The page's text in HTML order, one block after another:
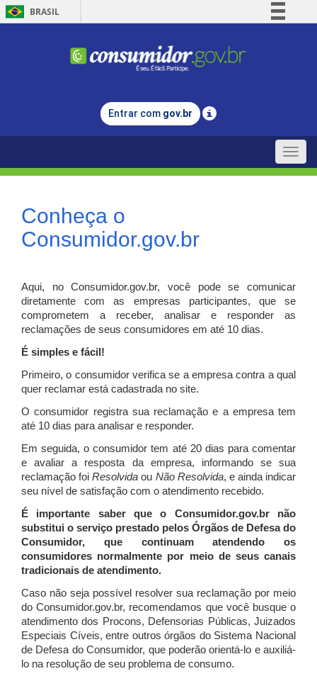
BRASIL
Comunica BR
Legislação
Entrar com gov.br
Toggle
Conheça o
Consumidor.gov.br
Aqui, no Consumidor.gov.br, você pode se comunicar
diretamente com as empresas participantes, que se
comprometem a receber, analisar e responder as
reclamações de seus consumidores em até 10 dias.
É simples e fácil!
Primeiro, o consumidor verifica se a empresa contra a qual
quer reclamar está cadastrada no site.
O consumidor registra sua reclamação e a empresa tem
até 10 dias para analisar e responder.
Em seguida, o consumidor tem até 20 dias para comentar
e avaliar a resposta da empresa, informando se sua
reclamação foiResolvida ou Não Resolvida, e ainda indicar
seu nível de satisfação com o atendimento recebido.
É importante saber que o Consumidor.gov.br não
substitui o serviço prestado pelos Órgãos de Defesa do
Consumidor, que continuam atendendo os
consumidores normalmente por meio de seus canais
tradicionais de atendimento.
Caso não seja possível resolver sua reclamação por meio
do Consumidor.gov.br, recomendamos que você busque o
atendimento dos Procons, Defensorias Públicas, Juizados
Especiais Cíveis, entre outros órgãos do Sistema Nacional
de Defesa do Consumidor, que poderão orientá-lo e auxiliá-
lo na resolução de seu problema de consumo.